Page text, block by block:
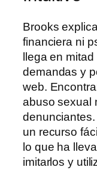
Brooks
financiera ni
llega en
demandas y
web.
abuso sexual
un recurso
lo que ha
imitarlos y